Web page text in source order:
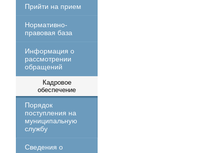
Прийти на прием
Нормативно-
правовая база
Информация о
рассмотрении
обращений
Кадровое
обеспечение
Порядок
поступления на
муниципальную
службу
Сведения о